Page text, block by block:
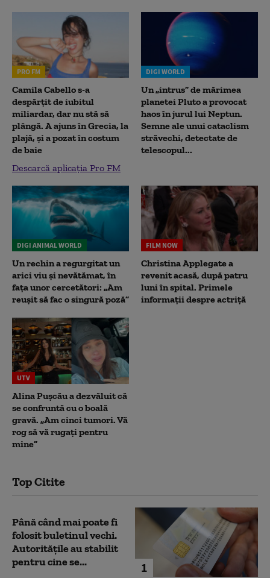
PRO FM
Camila Cabello s-a
despărțit de iubitul
miliardar, dar nu stă să
plângă. A ajuns în Grecia, la
plajă, și a pozat în costum
de baie
Descarcă aplicația Pro FM
DIGI WORLD
Un „intrus” de mărimea
planetei Pluto a provocat
haos în jurul lui Neptun.
Semne ale unui cataclism
străvechi, detectate de
telescopul...
DIGI ANIMAL WORLD
Un rechin a regurgitat un
arici viu și nevătămat, în
fața unor cercetători: „Am
reușit să fac o singură poză”
FILM NOW
Christina Applegate a
revenit acasă, după patru
luni în spital. Primele
informații despre actriță
UTV
Alina Pușcău a dezvăluit că
se confruntă cu o boală
gravă. „Am cinci tumori. Vă
rog să vă rugați pentru
mine”
Top Citite
1
Până când mai poate fi
folosit buletinul vechi.
Autoritățile au stabilit
pentru cine se...